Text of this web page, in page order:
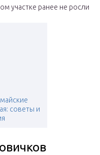
участке ранее не росли
советы и